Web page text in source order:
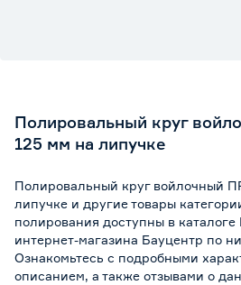
Полировальный круг
125 мм на липучке
Полировальный круг войлочный
липучке и другие товары
полирования доступны в
интернет-магазина Бауцентр по
Ознакомьтесь с подробными
описанием, а также отзывами о